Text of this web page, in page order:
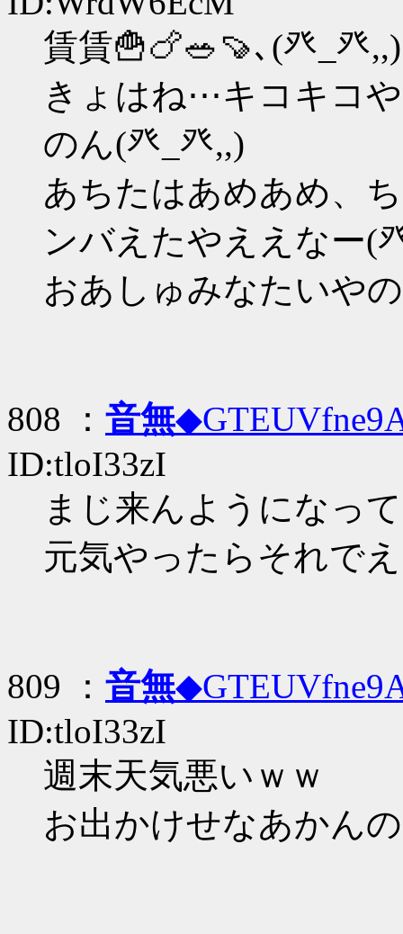
賃賃🍟🍗🥗🍠､(癶_癶
きょはね⋯キコキコ
のん(癶_癶,,)
あちたはあめあめ、
ンバえたやええなー(
おあしゅみなたいや
808 ： 音無
ID:tloI33zI
まじ来んようになっ
元気やったらそれで
809 ： 音無
ID:tloI33zI
週末天気悪いｗｗ
お出かけせなあかん